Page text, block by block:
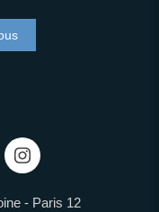
- Paris 12